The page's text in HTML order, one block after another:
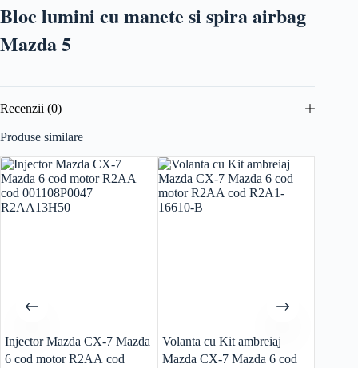
Bloc lumini cu manete si spira airbag
Mazda 5
Recenzii (0)
Produse similare
Injector Mazda CX-7 Mazda
6 cod motor R2AA cod
Volanta cu Kit ambreiaj
Mazda CX-7 Mazda 6 cod